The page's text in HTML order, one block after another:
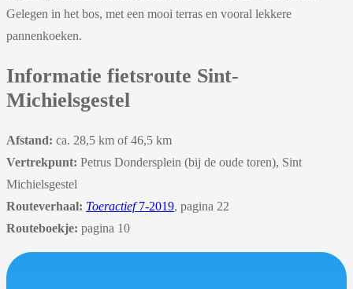
Gelegen in het bos, met een mooi terras en vooral lekkere
pannenkoeken.
Informatie fietsroute Sint-
Michielsgestel
Afstand: ca. 28,5 km of 46,5 km
Vertrekpunt: Petrus Dondersplein (bij de oude toren), Sint
Michielsgestel
Routeverhaal: Toeractief7-2019, pagina 22
Routeboekje: pagina 10